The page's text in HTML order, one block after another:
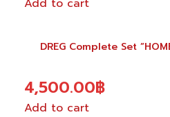
Add to cart
DREG Complete Set
4,500.00฿
Add to cart